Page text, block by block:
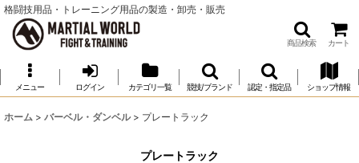
格闘技用品・トレーニング用品の製造・卸売・販売
商品検索 カート
メニュー ログイン カテゴリ一覧 競技/ブランド 認定・指定品 ショップ情報
ホーム > バーベル・ダンベル > プレートラック
プレートラック